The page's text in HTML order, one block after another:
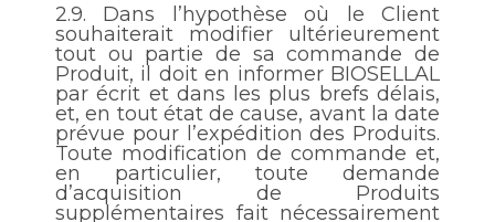
2.9.
Dans l’hypothèse où le Client
souhaiterait modifier ultérieurement
tout ou partie de sa commande de
Produit, il doit en informer BIOSELLAL
par écrit et dans les plus brefs délais,
et, en tout état de cause, avant la date
prévue pour l’expédition des Produits.
Toute modification de commande et,
en particulier, toute demande
d’acquisition de Produits
supplémentaires fait nécessairement